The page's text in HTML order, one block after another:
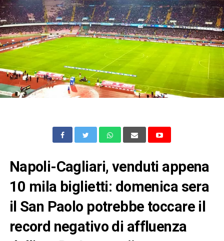
Napoli-Cagliari, venduti appena
10 mila biglietti: domenica sera
il San Paolo potrebbe toccare il
record negativo di affluenza